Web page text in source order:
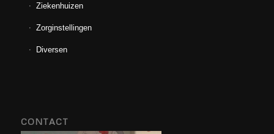
Ziekenhuizen
Zorginstellingen
Diversen
CONTACT